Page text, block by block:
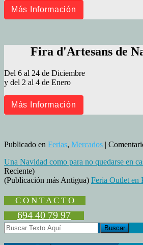
Más Información
Fira d'Artesans de
Del 6 al 24 de Diciembre
y del 2 al 4 de Enero
Más Información
Publicado en Ferias, Mercados |
Una Navidad como para no quedarse en
Reciente)
(Publicación más Antigua) Feria Outlet en
C O N T A C T O
694 40 79 97